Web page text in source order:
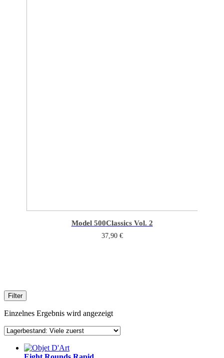
Model 500Classics Vol. 2
37,90 €
Filter
Einzelnes Ergebnis wird angezeigt